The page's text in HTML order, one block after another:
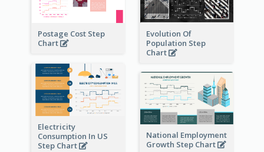
Postage Cost Step
Chart
Evolution Of
Population Step
Chart
Electricity
Consumption In US
Step Chart
National Employment
Growth Step Chart